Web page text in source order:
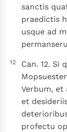
sanctis
praedictis
usque ad
12
Can. 12. Si
Verbum, et
et
profectu